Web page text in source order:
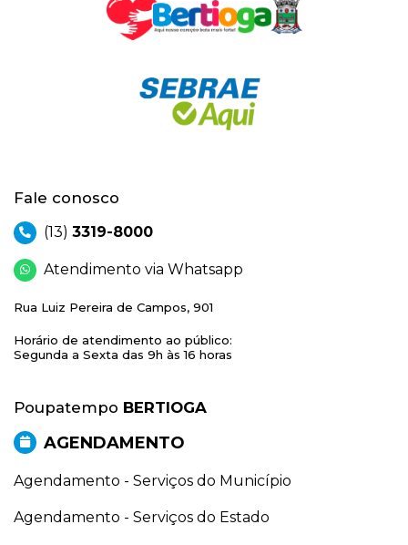
Fale conosco
(13) 3319-8000
Atendimento via Whatsapp
Rua Luiz Pereira de Campos, 901
Horário de atendimento ao público:
Segunda a Sexta das 9h às 16 horas
Poupatempo BERTIOGA
AGENDAMENTO
Agendamento - Serviços do Município
Agendamento - Serviços do Estado